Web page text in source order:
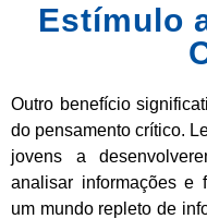
Estímulo
Outro benefício
do pensamento crítico.
jovens a
analisar informações e
um mundo repleto de